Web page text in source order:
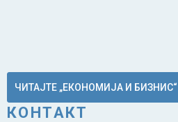
ЧИТАЈТЕ „ЕКОНОМИЈА И БИЗНИС“
КОНТАКТ